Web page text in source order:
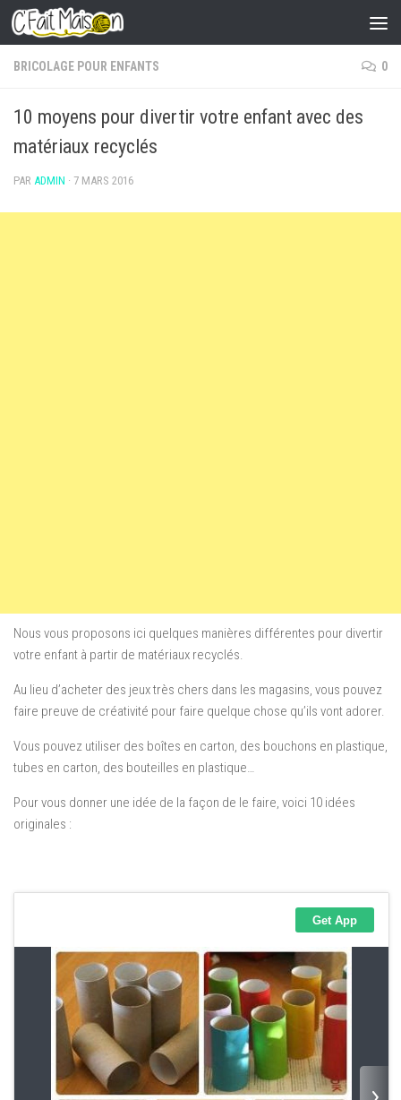
Skip to content
BRICOLAGE POUR ENFANTS 0
10 moyens pour divertir votre enfant avec des
matériaux recyclés
PAR ADMIN · 7 MARS 2016
Nous vous proposons ici quelques manières différentes pour divertir
votre enfant à partir de matériaux recyclés.
Au lieu d’acheter des jeux très chers dans les magasins, vous pouvez
faire preuve de créativité pour faire quelque chose qu’ils vont adorer.
Vous pouvez utiliser des boîtes en carton, des bouchons en plastique,
tubes en carton, des bouteilles en plastique…
Pour vous donner une idée de la façon de le faire, voici 10 idées
originales :